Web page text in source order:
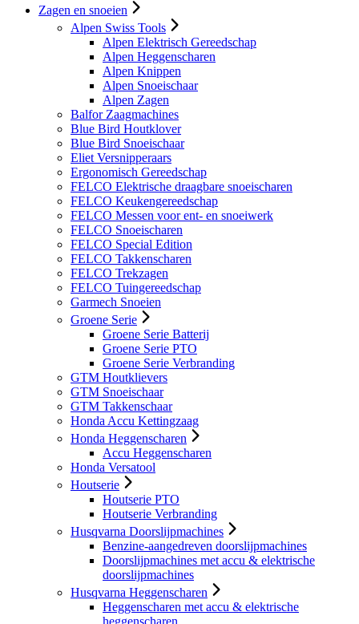
Zagen en snoeien
Alpen Swiss Tools
Alpen Elektrisch Gereedschap
Alpen Heggenscharen
Alpen Knippen
Alpen Snoeischaar
Alpen Zagen
Balfor Zaagmachines
Blue Bird Houtklover
Blue Bird Snoeischaar
Eliet Versnipperaars
Ergonomisch Gereedschap
FELCO Elektrische draagbare snoeischaren
FELCO Keukengereedschap
FELCO Messen voor ent- en snoeiwerk
FELCO Snoeischaren
FELCO Special Edition
FELCO Takkenscharen
FELCO Trekzagen
FELCO Tuingereedschap
Garmech Snoeien
Groene Serie
Groene Serie Batterij
Groene Serie PTO
Groene Serie Verbranding
GTM Houtklievers
GTM Snoeischaar
GTM Takkenschaar
Honda Accu Kettingzaag
Honda Heggenscharen
Accu Heggenscharen
Honda Versatool
Houtserie
Houtserie PTO
Houtserie Verbranding
Husqvarna Doorslijpmachines
Benzine-aangedreven doorslijpmachines
Doorslijpmachines met accu & elektrische
doorslijpmachines
Husqvarna Heggenscharen
Heggenscharen met accu & elektrische
heggenscharen